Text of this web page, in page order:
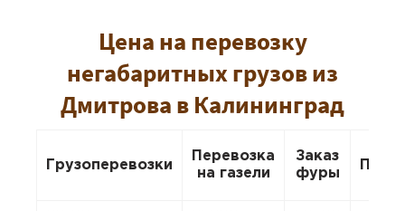
Цена на перевозку
негабаритных грузов из
Дмитрова в Калининград
Грузоперевозки
Перевозка
на газели
Заказ
фуры